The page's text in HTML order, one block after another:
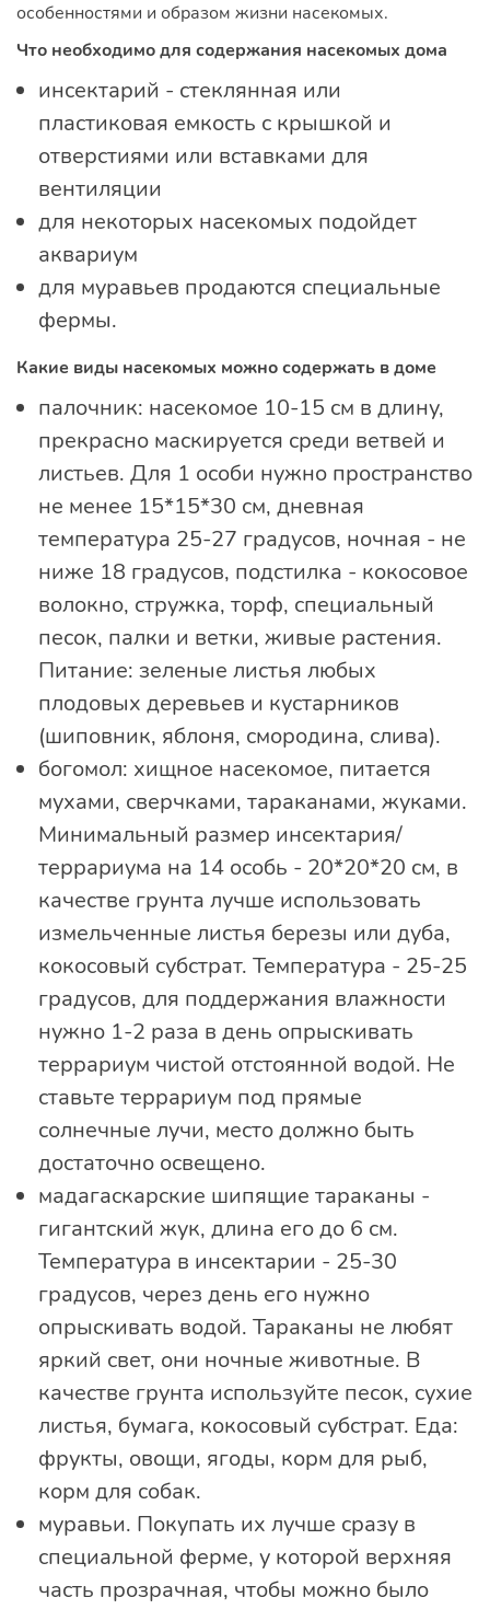
особенностями и образом жизни насекомых.
Что необходимо для содержания насекомых дома
инсектарий - стеклянная или
пластиковая емкость с крышкой и
отверстиями или вставками для
вентиляции
для некоторых насекомых подойдет
аквариум
для муравьев продаются специальные
фермы.
Какие виды насекомых можно содержать в доме
палочник: насекомое 10-15 см в длину,
прекрасно маскируется среди ветвей и
листьев. Для 1 особи нужно пространство
не менее 15*15*30 см, дневная
температура 25-27 градусов, ночная - не
ниже 18 градусов, подстилка - кокосовое
волокно, стружка, торф, специальный
песок, палки и ветки, живые растения.
Питание: зеленые листья любых
плодовых деревьев и кустарников
(шиповник, яблоня, смородина, слива).
богомол: хищное насекомое, питается
мухами, сверчками, тараканами, жуками.
Минимальный размер инсектария/
террариума на 14 особь - 20*20*20 см, в
качестве грунта лучше использовать
измельченные листья березы или дуба,
кокосовый субстрат. Температура - 25-25
градусов, для поддержания влажности
нужно 1-2 раза в день опрыскивать
террариум чистой отстоянной водой. Не
ставьте террариум под прямые
солнечные лучи, место должно быть
достаточно освещено.
мадагаскарские шипящие тараканы -
гигантский жук, длина его до 6 см.
Температура в инсектарии - 25-30
градусов, через день его нужно
опрыскивать водой. Тараканы не любят
яркий свет, они ночные животные. В
качестве грунта используйте песок, сухие
листья, бумага, кокосовый субстрат. Еда:
фрукты, овощи, ягоды, корм для рыб,
корм для собак.
муравьи. Покупать их лучше сразу в
специальной ферме, у которой верхняя
часть прозрачная, чтобы можно было